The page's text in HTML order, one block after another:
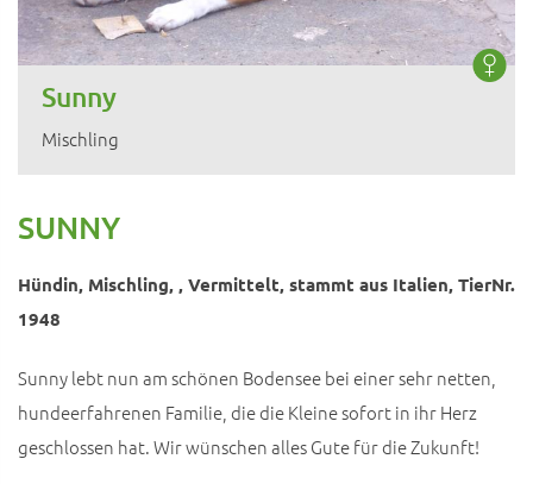
Sunny
Mischling
SUNNY
Hündin, Mischling, , Vermittelt, stammt aus Italien, TierNr.
1948
Sunny lebt nun am schönen Bodensee bei einer sehr netten,
hundeerfahrenen Familie, die die Kleine sofort in ihr Herz
geschlossen hat. Wir wünschen alles Gute für die Zukunft!